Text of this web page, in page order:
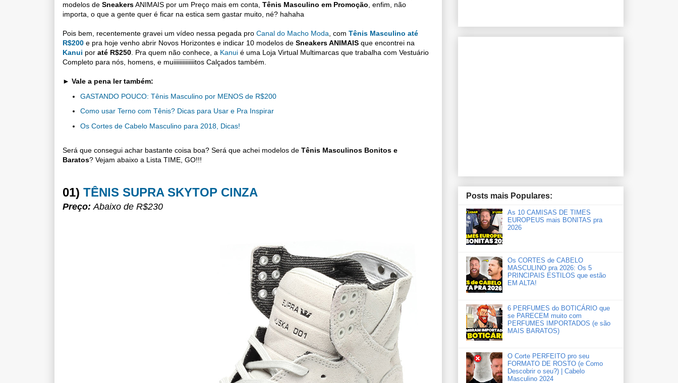
modelos de SneakersANIMAIS por um Preço mais em conta, Tênis Masculino em Promoção , enfim, não
importa, o que a gente quer é ficar na estica sem gastar muito, né? hahaha
Pois bem, recentemente gravei um vídeo nessa pegada pro Canal do Macho Moda , com Tênis Masculino até
R$200 e pra hoje venho abrir Novos Horizontes e indicar 10 modelos de Sneakers ANIMAIS que encontrei na
Kanui por até R$250 . Pra quem não conhece, a Kanui é uma Loja Virtual Multimarcas que trabalha com Vestuário
Completo para nós, homens, e muiiiiiiiiiiiiiitos Calçados também.
► Vale a pena ler também:
GASTANDO POUCO: Tênis Masculino por MENOS de R$200
Como usar Terno com Tênis? Dicas para Usar e Pra Inspirar
Os Cortes de Cabelo Masculino para 2018, Dicas!
Será que consegui achar bastante coisa boa? Será que achei modelos de Tênis Masculinos Bonitos e
Baratos? Vejam abaixo a Lista TIME, GO!!!
01) TÊNIS SUPRA SKYTOP CINZA
Preço:Abaixo de R$230
Posts mais Populares:
As 10 CAMISAS DE TIMES
EUROPEUS mais BONITAS pra
2026
Os CORTES de CABELO
MASCULINO pra 2026: Os 5
PRINCIPAIS ESTILOS que estão
EM ALTA!
6 PERFUMES do BOTICÁRIO que
se PARECEM muito com
PERFUMES IMPORTADOS (e são
MAIS BARATOS)
O Corte PERFEITO pro seu
FORMATO DE ROSTO (e Como
Descobrir o seu?) | Cabelo
Masculino 2024